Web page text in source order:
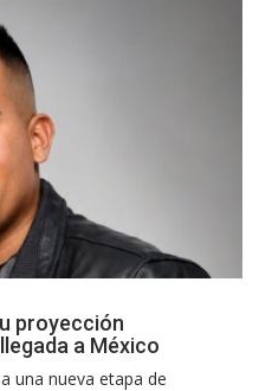
proyección
a México
una nueva etapa de